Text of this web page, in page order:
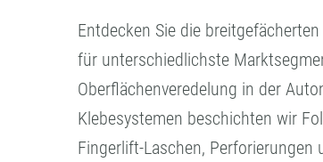
(LAMINATOREN)
BASTELN & HOBBY
EINKAUF
QUALITÄTSSICHERUNG
Entdecken Sie die
für unterschiedlichste
Oberflächenveredelung in der
Klebesystemen beschichten wir
Fingerlift-Laschen,